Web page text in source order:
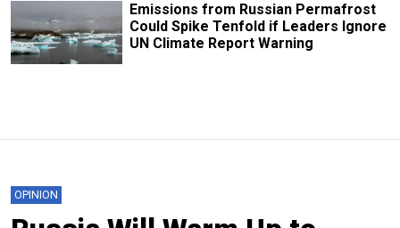
Emissions from Russian Permafrost
Could Spike Tenfold if Leaders Ignore
UN Climate Report Warning
OPINION